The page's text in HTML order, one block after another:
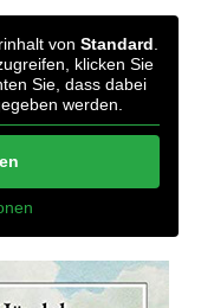
von Standard.
klicken Sie
Sie, dass dabei
werden.